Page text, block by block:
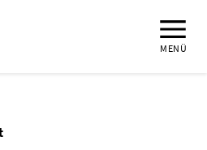
MENÜ